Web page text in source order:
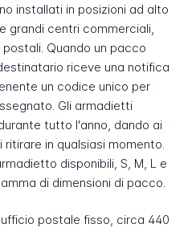
installati in posizioni ad alto
grandi centri commerciali,
Quando un pacco
riceve una notifica
un codice unico per
Gli armadietti
tutto l'anno, dando ai
in qualsiasi momento.
disponibili, S, M, L e
di dimensioni di pacco.
postale fisso, circa 440